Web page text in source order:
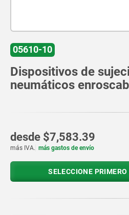
05610-10
Dispositivos de
neumáticos
desde $7,583.39
más IVA. más gastos de envío
SELECCIONE